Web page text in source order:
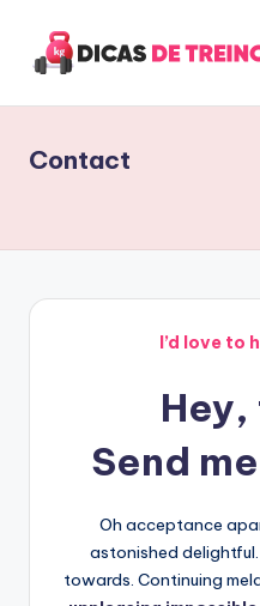
content
c
s
D
Contact
I’d love to
Send
Oh acceptance
astonished
towards. Continuing